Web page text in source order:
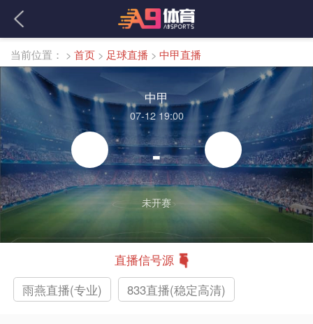
当前位置： > 首页 > 足球直播 > 中甲直播
中甲
07-12 19:00
-
未开赛
直播信号源
雨燕直播(专业)
833直播(稳定高清)